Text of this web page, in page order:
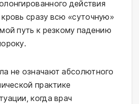
действия
сразу всю «суточную»
путь к резкому падению
не означают абсолютного
практике
когда врач